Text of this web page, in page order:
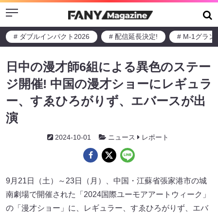
Menu
# ダブルインパクト2026 # 配信延長決定! # M-1グラン
日中の漫才師6組による異色のステー
ジ開催! 中国の漫才ショーにレギュラ
ー、すゑひろがりず、エバースが出
演
2024-10-01 ニュース レポート
9月21日（土）～23日（月）、中国・江蘇省張家港市の城
南劇場で開催された「2024国際ユーモアアートウィーク」
の「漫才ショー」に、レギュラー、すゑひろがりず、エバ